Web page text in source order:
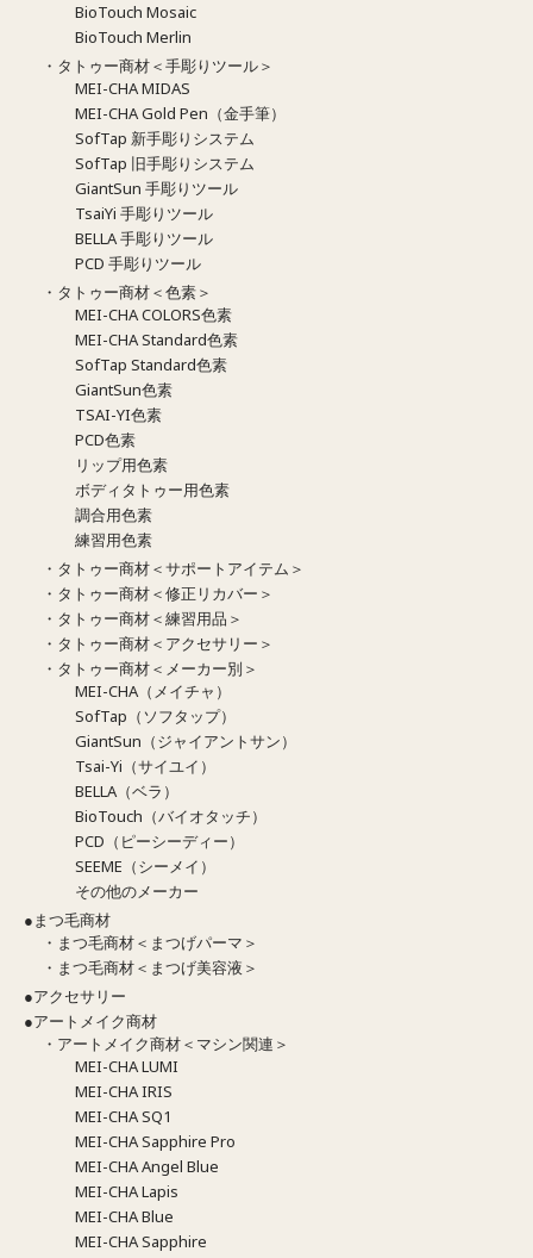
BioTouch Mosaic
BioTouch Merlin
・タトゥー商材＜手彫りツール＞
MEI-CHA MIDAS
MEI-CHA Gold Pen（金手筆）
SofTap 新手彫りシステム
SofTap 旧手彫りシステム
GiantSun 手彫りツール
TsaiYi 手彫りツール
BELLA 手彫りツール
PCD 手彫りツール
・タトゥー商材＜色素＞
MEI-CHA COLORS色素
MEI-CHA Standard色素
SofTap Standard色素
GiantSun色素
TSAI-YI色素
PCD色素
リップ用色素
ボディタトゥー用色素
調合用色素
練習用色素
・タトゥー商材＜サポートアイテム＞
・タトゥー商材＜修正リカバー＞
・タトゥー商材＜練習用品＞
・タトゥー商材＜アクセサリー＞
・タトゥー商材＜メーカー別＞
MEI-CHA（メイチャ）
SofTap（ソフタップ）
GiantSun（ジャイアントサン）
Tsai-Yi（サイユイ）
BELLA（ベラ）
BioTouch（バイオタッチ）
PCD（ピーシーディー）
SEEME（シーメイ）
その他のメーカー
●まつ毛商材
・まつ毛商材＜まつげパーマ＞
・まつ毛商材＜まつげ美容液＞
●アクセサリー
●アートメイク商材
・アートメイク商材＜マシン関連＞
MEI-CHA LUMI
MEI-CHA IRIS
MEI-CHA SQ1
MEI-CHA Sapphire Pro
MEI-CHA Angel Blue
MEI-CHA Lapis
MEI-CHA Blue
MEI-CHA Sapphire